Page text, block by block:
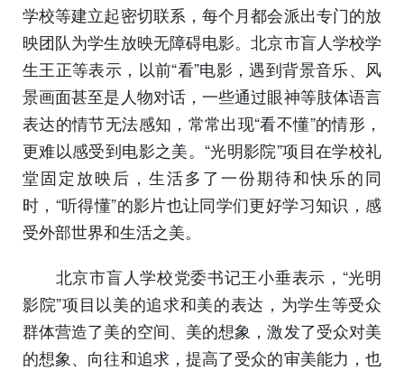
学校等建立起密切联系，每个月都会派出专门的放
映团队为学生放映无障碍电影。北京市盲人学校学
生王正等表示，以前“看”电影，遇到背景音乐、风
景画面甚至是人物对话，一些通过眼神等肢体语言
表达的情节无法感知，常常出现“看不懂”的情形，
更难以感受到电影之美。“光明影院”项目在学校礼
堂固定放映后，生活多了一份期待和快乐的同
时，“听得懂”的影片也让同学们更好学习知识，感
受外部世界和生活之美。
北京市盲人学校党委书记王小垂表示，“光明
影院”项目以美的追求和美的表达，为学生等受众
群体营造了美的空间、美的想象，激发了受众对美
的想象、向往和追求，提高了受众的审美能力，也